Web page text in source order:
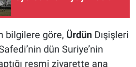
bilgilere göre, Ürdün Dışişleri
dün Suriye’nin
resmi ziyarette ana